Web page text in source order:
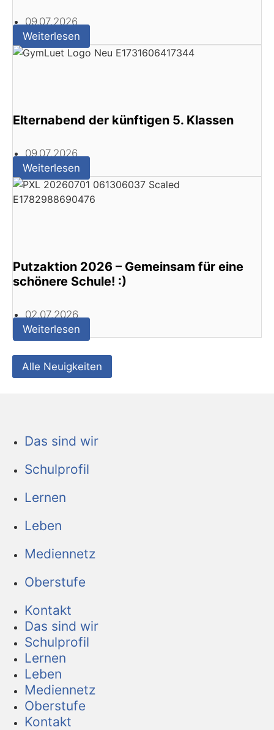
09.07.2026
Weiterlesen
Elternabend der künftigen 5. Klassen
09.07.2026
Weiterlesen
Putzaktion 2026 – Gemeinsam für eine
schönere Schule! :)
02.07.2026
Weiterlesen
Alle Neuigkeiten
Das sind wir
Schulprofil
Lernen
Leben
Mediennetz
Oberstufe
Kontakt
Das sind wir
Schulprofil
Lernen
Leben
Mediennetz
Oberstufe
Kontakt